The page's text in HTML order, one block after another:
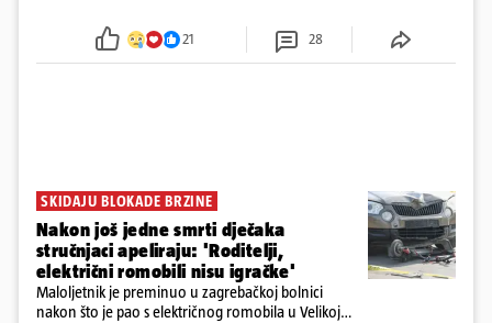
tamošnji liječnici ne vjeruju u oporavak: 'Imamo
21 28
SKIDAJU BLOKADE BRZINE
Nakon još jedne smrti dječaka
stručnjaci apeliraju: 'Roditelji,
električni romobili nisu igračke'
Maloljetnik je preminuo u zagrebačkoj bolnici
nakon što je pao s električnog romobila u Velikoj